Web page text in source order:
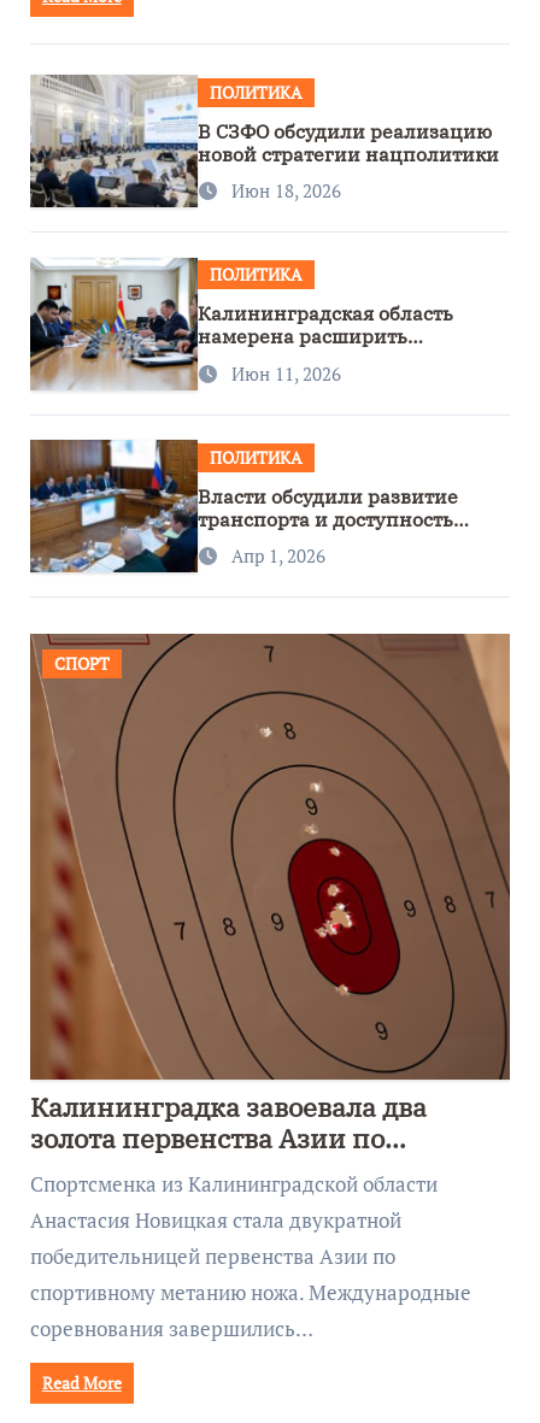
ПОЛИТИКА
В СЗФО обсудили реализацию
новой стратегии нацполитики
Июн 18, 2026
ПОЛИТИКА
Калининградская область
намерена расширить
сотрудничество с Узбекистаном
Июн 11, 2026
ПОЛИТИКА
Власти обсудили развитие
транспорта и доступность
региона
Апр 1, 2026
СПОРТ
Калининградка завоевала два
золота первенства Азии по
метанию ножа
Спортсменка из Калининградской области
Анастасия Новицкая стала двукратной
победительницей первенства Азии по
спортивному метанию ножа. Международные
соревнования завершились…
Read More